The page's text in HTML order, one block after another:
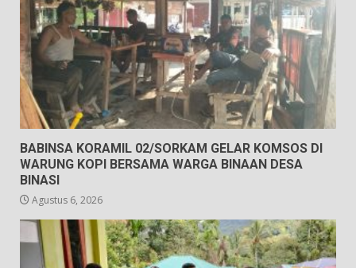
BABINSA KORAMIL 02/SORKAM GELAR KOMSOS DI
WARUNG KOPI BERSAMA WARGA BINAAN DESA
BINASI
Agustus 6, 2026